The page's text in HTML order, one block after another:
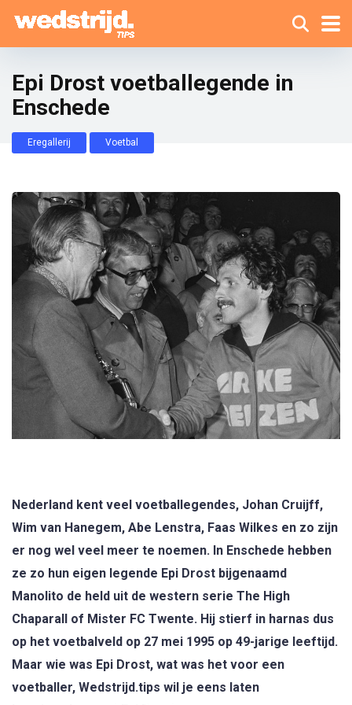
Epi Drost voetballegende in
Enschede
Eregallerij Voetbal
Nederland kent veel voetballegendes, Johan Cruijff,
Wim van Hanegem, Abe Lenstra, Faas Wilkes en zo zijn
er nog wel veel meer te noemen. In Enschede hebben
ze zo hun eigen legende Epi Drost bijgenaamd
Manolito de held uit de western serie The High
Chaparall of Mister FC Twente. Hij stierf in harnas dus
op het voetbalveld op 27 mei 1995 op 49-jarige leeftijd.
Maar wie was Epi Drost, wat was het voor een
voetballer, Wedstrijd.tips wil je eens laten